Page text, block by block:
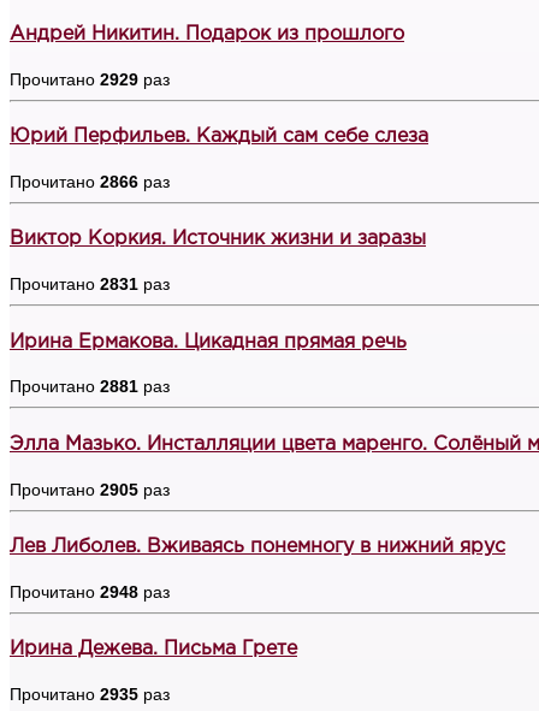
Андрей Никитин. Подарок из прошлого
Прочитано 2929 раз
Юрий Перфильев. Каждый сам себе слеза
Прочитано 2866 раз
Виктор Коркия. Источник жизни и заразы
Прочитано 2831 раз
Ирина Ермакова. Цикадная прямая речь
Прочитано 2881 раз
Элла Мазько. Инсталляции цвета маренго. Солёный
Прочитано 2905 раз
Лев Либолев. Вживаясь понемногу в нижний ярус
Прочитано 2948 раз
Ирина Дежева. Письма Грете
Прочитано 2935 раз